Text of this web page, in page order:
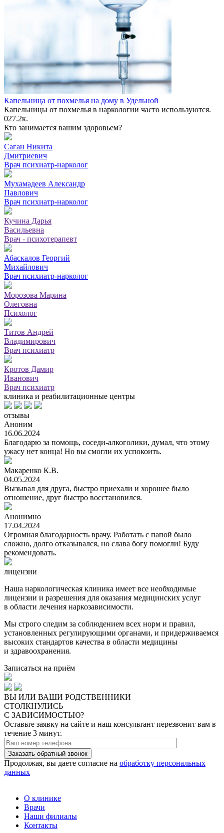
Капельница от похмелья на дому в Удельной
Капельницы от похмелья в наркологии часто используются.
027.2к.
Кто занимается вашим здоровьем?
Саган Никита
Дмитриевич
Врач психиатр-нарколог
Мухамадеев Александр
Павлович
Врач психиатр-нарколог
Кучина Дарья
Васильевна
Врач - психотерапевт
Абаскалов Георгий
Михайлович
Врач психиатр-нарколог
Морозова Марина
Олеговна
Психолог
Титов Андрей
Владимирович
Врач психиатр
Кротов Дамир
Иванович
Врач психиатр
клиника и реабилитационные центры
отзывы
Аноним
16.06.2024
Благодарю за помощь, соседи-алкоголики, думал, что этому
ужасу нет конца! Но вы смогли их успокоить.
Макаренко К.В.
04.05.2024
Вызывал для друга, быстро приехали и хорошее было
отношение, друг быстро восстановился.
Анонимно
17.04.2024
Огромная благодарность врачу. Работать с папой было
сложно, долго отказывался, но слава богу помогли! Буду
рекомендовать.
лицензии
Наша наркологическая клиника имеет все необходимые
лицензии и разрешения для оказания медицинских услуг
в области лечения наркозависимости.
Мы строго следим за соблюдением всех норм и правил,
установленных регулирующими органами, и придерживаемся
высоких стандартов качества в области медицины
и здравоохранения.
Записаться на приём
ВЫ ИЛИ ВАШИ РОДСТВЕННИКИ
СТОЛКНУЛИСЬ
C ЗАВИСИМОСТЬЮ?
Оставьте заявку на сайте и наш консультант перезвонит вам в
течение 3 минут.
Заказать обратный звонок
Продолжая, вы даете согласие на обработку персональных
данных
О клинике
Врачи
Наши филиалы
Контакты